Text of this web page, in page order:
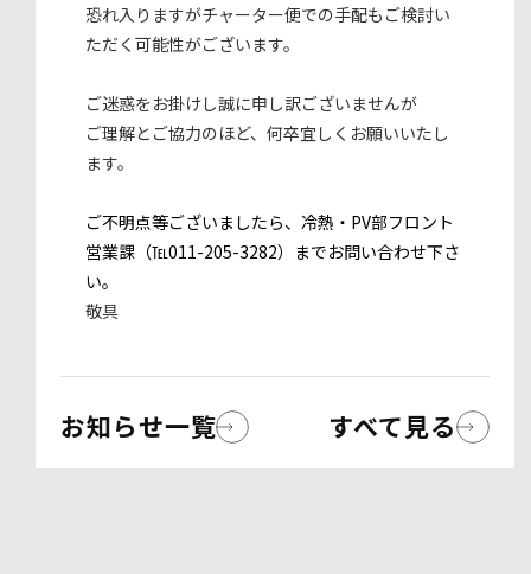
恐れ入りますがチャーター便での手配もご検討い
ただく可能性がございます。
ご迷惑をお掛けし誠に申し訳ございませんが
ご理解とご協力のほど、何卒宜しくお願いいたし
ます。
ご不明点等ございましたら、冷熱・PV部フロント
営業課（℡011-205-3282）までお問い合わせ下さ
い。
敬具
お知らせ一覧 すべて見る